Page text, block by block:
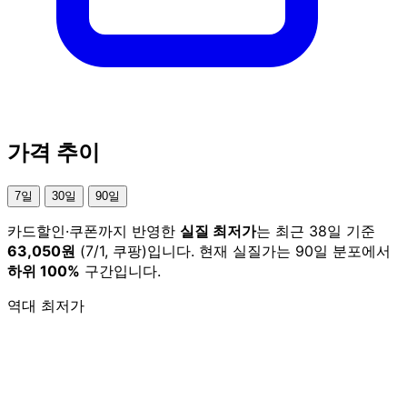
가격 추이
7일 30일 90일
카드할인·쿠폰까지 반영한 실질 최저가는 최근 38일 기준
63,050원 (7/1, 쿠팡)입니다. 현재 실질가는 90일 분포에서
하위 100% 구간입니다.
역대 최저가